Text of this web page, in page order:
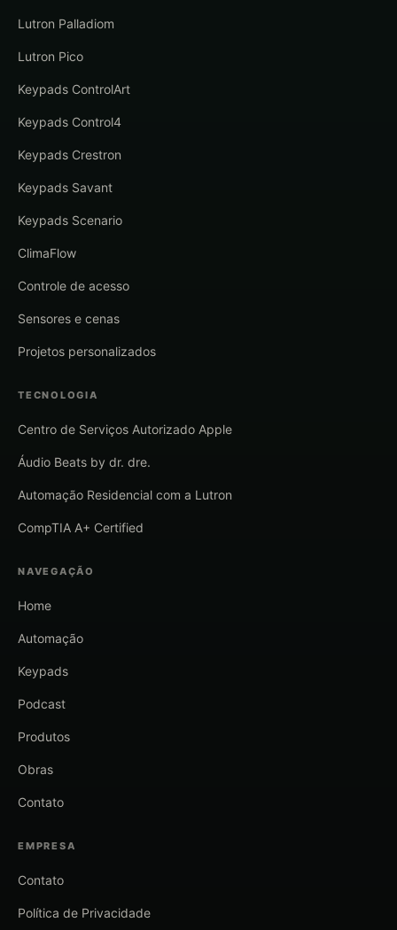
Lutron Palladiom
Lutron Pico
Keypads ControlArt
Keypads Control4
Keypads Crestron
Keypads Savant
Keypads Scenario
ClimaFlow
Controle de acesso
Sensores e cenas
Projetos personalizados
TECNOLOGIA
Centro de Serviços Autorizado Apple
Áudio Beats by dr. dre.
Automação Residencial com a Lutron
CompTIA A+ Certified
NAVEGAÇÃO
Home
Automação
Keypads
Podcast
Produtos
Obras
Contato
EMPRESA
Contato
Política de Privacidade